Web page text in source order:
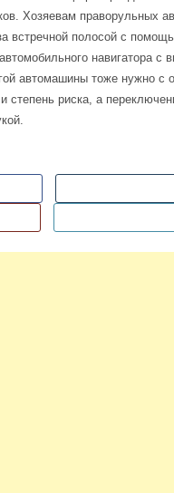
Хозяевам праворульных
встречной полосой с
навигатора с
автомашины тоже нужно с
степень риска, а